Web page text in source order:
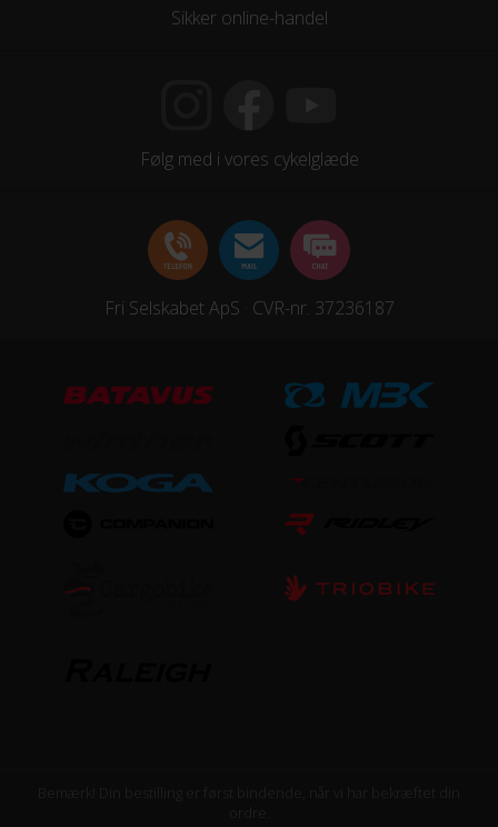
Sikker online-handel
Følg med i vores cykelglæde
Fri Selskabet ApS · CVR-nr. 37236187